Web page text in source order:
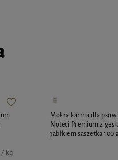
/ kg
Mokra karma dla psów
Noteci Premium z
jabłkiem saszetka 100